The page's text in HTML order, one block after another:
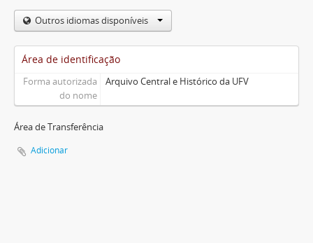
Outros idiomas disponíveis
Área de identificação
Forma autorizada
do nome
Arquivo Central e Histórico da UFV
Área de Transferência
Adicionar